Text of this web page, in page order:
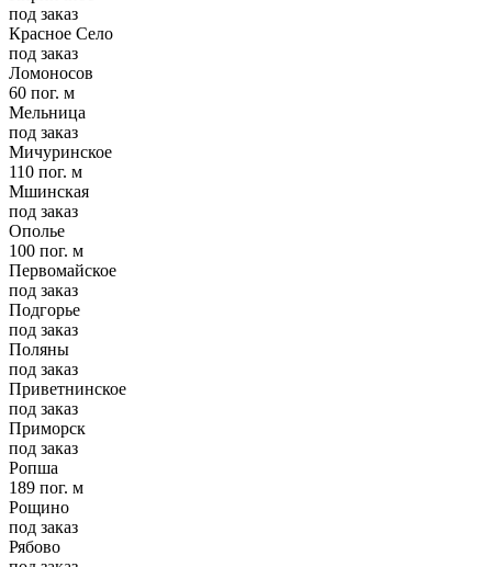
под заказ
Красное Село
под заказ
Ломоносов
60 пог. м
Мельница
под заказ
Мичуринское
110 пог. м
Мшинская
под заказ
Ополье
100 пог. м
Первомайское
под заказ
Подгорье
под заказ
Поляны
под заказ
Приветнинское
под заказ
Приморск
под заказ
Ропша
189 пог. м
Рощино
под заказ
Рябово